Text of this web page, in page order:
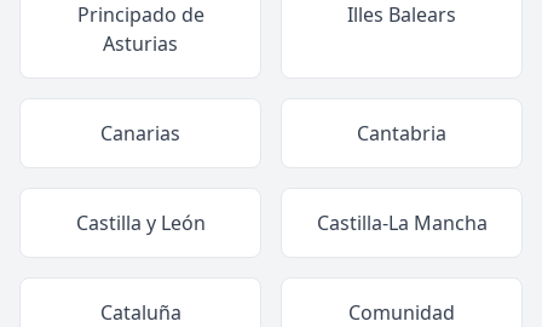
Principado de
Asturias
Illes Balears
Canarias Cantabria
Castilla y León Castilla-La Mancha
Cataluña
Comunidad